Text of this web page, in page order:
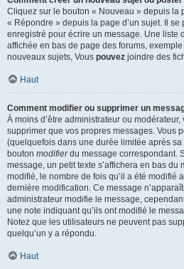
Cliquez sur le bouton « Nouveau » depuis la
« Répondre » depuis la page d’un sujet. Il se
enregistré pour écrire un message. Une liste
affichée en bas de page des forums, exemple
nouveaux sujets, Vous pouvez joindre des
Haut
Comment modifier ou supprimer un
À moins d’être administrateur ou
supprimer que vos propres messages. Vous
(quelquefois dans une durée limitée après
bouton modifierdu message correspondant.
message, un petit texte s’affichera en bas du
modifié, le nombre de fois qu’il a été modifié
dernière modification. Ce message
administrateur modifie le message,
une note indiquant qu’ils ont modifié le
Notez que les utilisateurs ne peuvent pas
quelqu’un y a répondu.
Haut